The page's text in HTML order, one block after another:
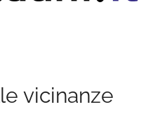
vicinanze